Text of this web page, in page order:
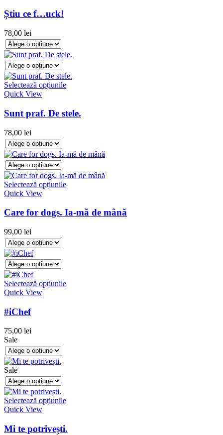
Știu ce f…uck!
78,00 lei
Selectează opțiunile
Quick View
Sunt praf. De stele.
78,00 lei
Selectează opțiunile
Quick View
Care for dogs. Ia-mă de mână
99,00 lei
Selectează opțiunile
Quick View
#iChef
75,00 lei
Sale
Sale
Selectează opțiunile
Quick View
Mi te potrivești.